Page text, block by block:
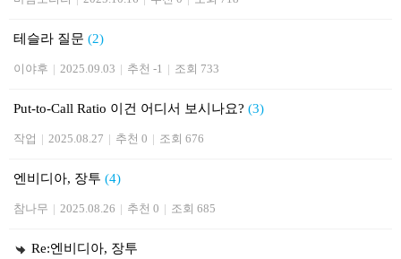
테슬라 질문 (2)
이야후 | 2025.09.03 | 추천 -1 | 조회 733
Put-to-Call Ratio 이건 어디서 보시나요? (3)
작업 | 2025.08.27 | 추천 0 | 조회 676
엔비디아, 장투 (4)
참나무 | 2025.08.26 | 추천 0 | 조회 685
Re:엔비디아, 장투